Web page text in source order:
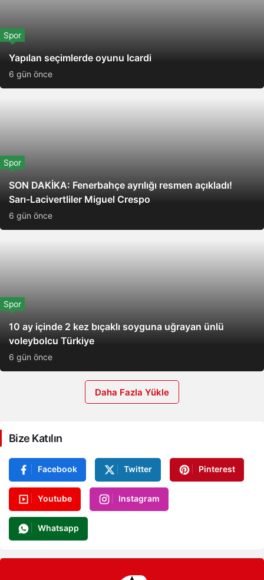
Yapılan seçimlerde oyunu Icardi
Spor
6 gün önce
SON DAKİKA: Fenerbahçe ayrılığı resmen açıkladı!
Sarı-Lacivertliler Miguel Crespo
Spor
6 gün önce
10 ay içinde 2 kez bıçaklı soyguna uğrayan ünlü
voleybolcu Türkiye
Spor
6 gün önce
Daha Fazla Yükle
Bize Katılın
Facebook Twitter Pinterest
Youtube Instagram
Whatsapp